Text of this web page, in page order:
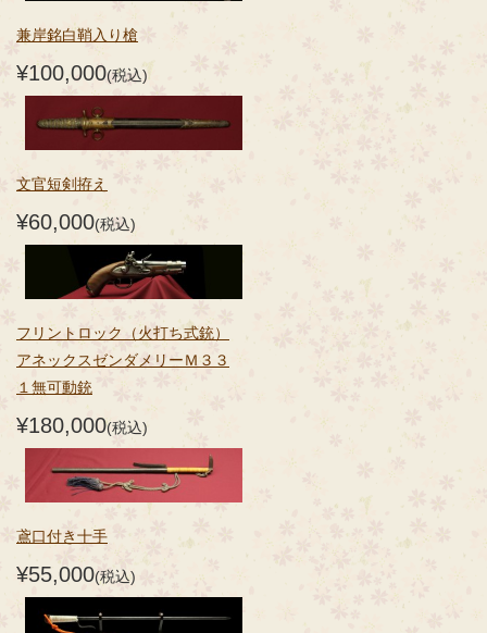
兼岸銘白鞘入り槍
¥100,000(税込)
文官短剣拵え
¥60,000(税込)
フリントロック（火打ち式銃）
アネックスゼンダメリーＭ３３
１無可動銃
¥180,000(税込)
鳶口付き十手
¥55,000(税込)